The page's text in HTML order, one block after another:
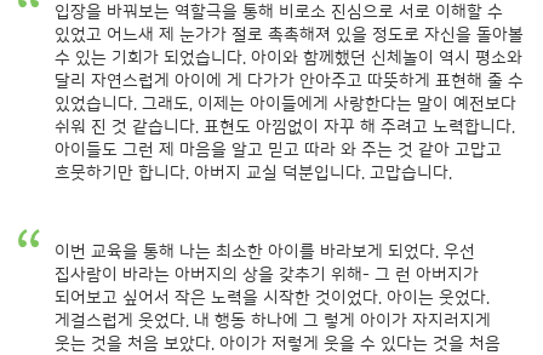
입장을 바꿔보는 역할극을 통해 비로소 진심으로 서로 이해할 수
있었고 어느새 제 눈가가 절로 촉촉해져 있을 정도로 자신을 돌아볼
수 있는 기회가 되었습니다. 아이와 함께했던 신체놀이 역시 평소와
달리 자연스럽게 아이에 게 다가가 안아주고 따뜻하게 표현해 줄 수
있었습니다. 그래도, 이제는 아이들에게 사랑한다는 말이 예전보다
쉬워 진 것 같습니다. 표현도 아낌없이 자꾸 해 주려고 노력합니다.
아이들도 그런 제 마음을 알고 믿고 따라 와 주는 것 같아 고맙고
흐뭇하기만 합니다. 아버지 교실 덕분입니다. 고맙습니다.
이번 교육을 통해 나는 최소한 아이를 바라보게 되었다. 우선
집사람이 바라는 아버지의 상을 갖추기 위해- 그 런 아버지가
되어보고 싶어서 작은 노력을 시작한 것이었다. 아이는 웃었다.
게걸스럽게 웃었다. 내 행동 하나에 그 렇게 아이가 자지러지게
웃는 것을 처음 보았다. 아이가 저렇게 웃을 수 있다는 것을 처음